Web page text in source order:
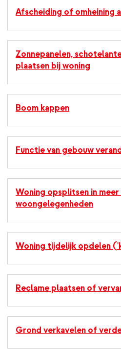
Afscheiding of omheining
Zonnepanelen,
plaatsen bij woning
Boom kappen
Functie van gebouw
Woning opsplitsen in
woongelegenheden
Woning tijdelijk opdelen
Reclame plaatsen of
Grond verkavelen of